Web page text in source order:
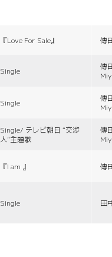
『Love For Sale』 傳
Single
傳
Single
傳
Single/ テレビ朝日 “交渉
人”主題歌
傳
『I am 』 傳
Single 田